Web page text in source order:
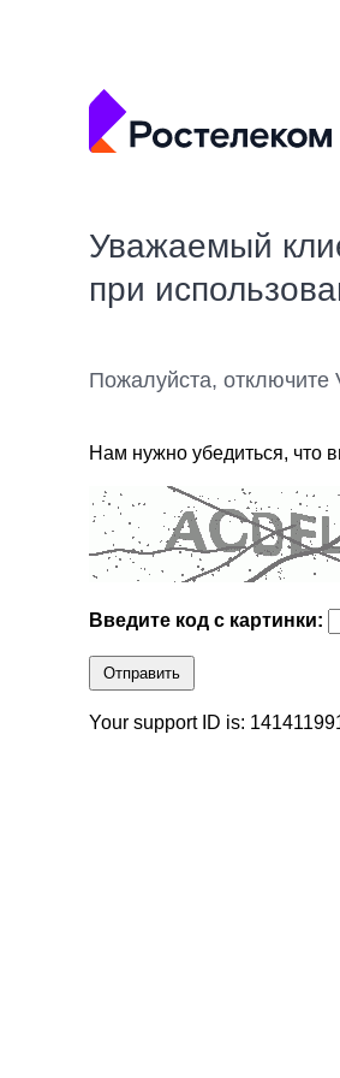
Уважаемый
при
Пожалуйста, отключите
Нам нужно убедиться, что
Введите код с картинки:
Отправить
Your support ID is: